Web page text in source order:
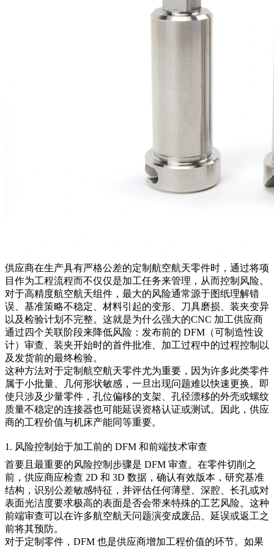
供应商在生产具有严格公差的定制航空航天零件时，通过将项
目作为工程流程而不仅仅是加工任务来管理，从而控制风险。
对于高精度航空航天组件，最大的风险通常源于图纸理解错
误、基准策略不稳定、材料引起的变形、刀具磨损、装夹变异
以及检验计划不完整。这就是为什么强大的CNC 加工供应商
通过四个关联阶段来降低风险：发布前的 DFM（可制造性设
计）审查、装夹开始时的首件批准、加工过程中的过程控制以
及发货前的最终检验。
这种方法对于定制航空航天零件尤为重要，因为许多此类零件
属于小批量、几何形状敏感，一旦出现问题难以快速更换。即
使只涉及少量零件，孔位偏移的支架、孔径漂移的外壳或螺纹
质量不稳定的连接器也可能延误资格认证或测试。因此，供应
商的工程价值与机床产能同等重要。
1. 风险控制始于加工前的 DFM 和前端技术审查
首要且最重要的风险控制步骤是 DFM 审查。在零件切削之
前，供应商应检查 2D 和 3D 数据，确认有效版本，研究基准
结构，识别公差敏感特征，并评估任何薄壁、深腔、长孔或对
表面光洁度要求极高的表面是否会带来特殊的工艺风险。这种
前端审查可以在许多航空航天问题演变成废品、延误或返工之
前将其预防。
对于定制零件，DFM 也是供应商增加工程价值的环节。如果